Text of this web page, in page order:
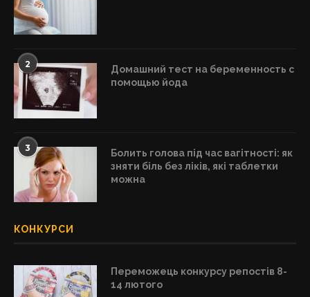
2
Домашний тест на беременность с
помощью йода
3
Болить голова під час вагітності: як
зняти біль без ліків, які таблетки
можна
КОНКУРСИ
Переможець конкурсу репостів 8-
14 лютого